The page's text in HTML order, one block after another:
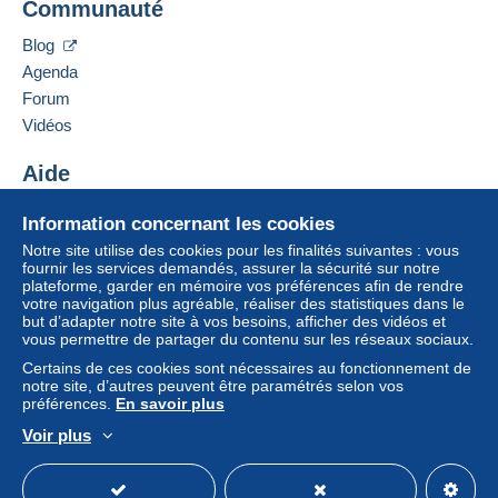
Paiement par :
Lettre (format normal/petite lettre)
2,50 €
Lettre suivie (format normal/petite lettre)
4,00 €
Lettre recommandée (format normal/petite
8,00 €
de livraison, vous devez être
membre et ouvrir une session.
Se
connect
er
S'inscri
re
13 CHEMIN DE TORREILLES
66510
Ajouter ce vendeur aux favoris
Information concernant les cookies
Notre site utilise des cookies pour les finalités suivantes : vous
fournir les services demandés, assurer la sécurité sur notre
plateforme, garder en mémoire vos préférences afin de rendre
votre navigation plus agréable, réaliser des statistiques dans le
but d’adapter notre site à vos besoins, afficher des vidéos et
vous permettre de partager du contenu sur les réseaux sociaux.
Certains de ces cookies sont nécessaires au fonctionnement de
notre site, d’autres peuvent être paramétrés selon vos
préférences. En savoir plus
Voir plus
Communauté
Blog
Agenda
Forum
Vidéos
Aide
Acheter sur Delcampe
Vendre sur Delcampe
Un site sécurisé